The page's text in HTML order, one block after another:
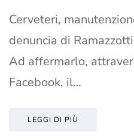
Cerveteri,
denuncia di
Ad affermarlo,
Facebook, il…
LEGGI DI PIÙ